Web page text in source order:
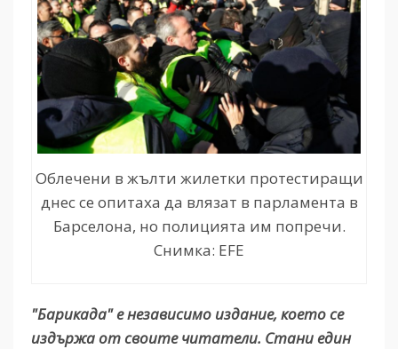
Облечени в жълти жилетки протестиращи
днес се опитаха да влязат в парламента в
Барселона, но полицията им попречи.
Снимка: EFE
"Барикада" е независимо издание, което се
издържа от своите читатели. Стани един